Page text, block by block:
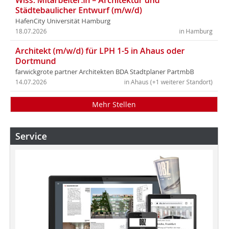
Städtebaulicher Entwurf (m/w/d)
HafenCity Universität Hamburg
in Hamburg
18.07.2026
Architekt (m/w/d) für LPH 1-5 in Ahaus oder
Dortmund
farwickgrote partner Architekten BDA Stadtplaner PartmbB
in Ahaus (+1 weiterer Standort)
14.07.2026
Mehr Stellen
Service